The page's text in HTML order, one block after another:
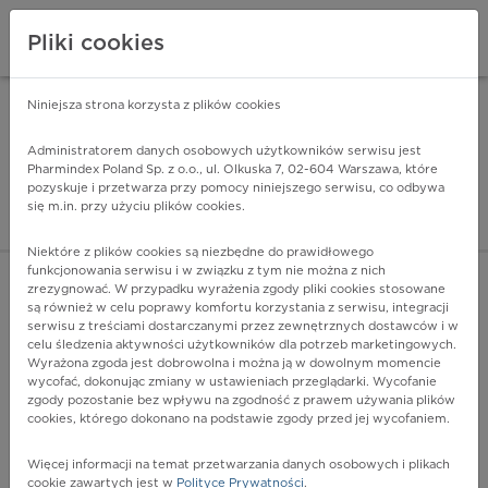
Pharmindex - lider
ZALOGUJ SIĘ
D21.1 - Tkanka łączna i inne tkanki miękkie kończyny górnej,
łącznie z barkiem
Więcej na lekiicd10.pl
Pliki cookies
Niniejsza strona korzysta z plików cookies
Administratorem danych osobowych użytkowników serwisu jest
Pharmindex Poland Sp. z o.o., ul. Olkuska 7, 02-604 Warszawa, które
pozyskuje i przetwarza przy pomocy niniejszego serwisu, co odbywa
się m.in. przy użyciu plików cookies.
Niektóre z plików cookies są niezbędne do prawidłowego
funkcjonowania serwisu i w związku z tym nie można z nich
zrezygnować. W przypadku wyrażenia zgody pliki cookies stosowane
są również w celu poprawy komfortu korzystania z serwisu, integracji
serwisu z treściami dostarczanymi przez zewnętrznych dostawców i w
celu śledzenia aktywności użytkowników dla potrzeb marketingowych.
Wyrażona zgoda jest dobrowolna i można ją w dowolnym momencie
wycofać, dokonując zmiany w ustawieniach przeglądarki. Wycofanie
zgody pozostanie bez wpływu na zgodność z prawem używania plików
cookies, którego dokonano na podstawie zgody przed jej wycofaniem.
Więcej informacji na temat przetwarzania danych osobowych i plikach
cookie zawartych jest w Polityce Prywatności.
ZA DARMO - w Google Play INSTALUJ